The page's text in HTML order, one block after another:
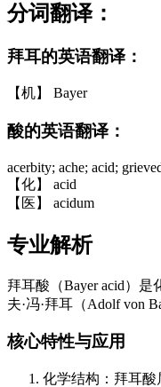
分词翻译：
拜耳的英语翻译：
【机】 Bayer
酸的英语翻译：
acerbity; ache; acid;
【化】 acid
【医】 acidum
专业解析
拜耳酸（Bayer acid）
夫·冯·拜耳（Adolf von
核心特性与应用
化学结构：拜耳酸